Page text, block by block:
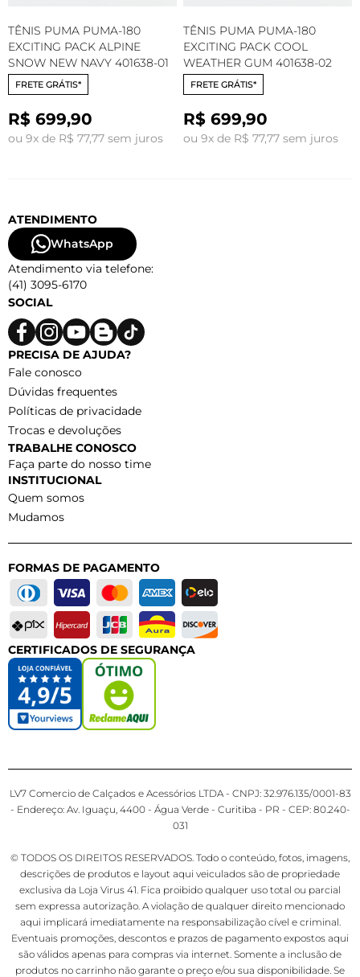
TÊNIS PUMA PUMA-180
EXCITING PACK ALPINE
SNOW NEW NAVY 401638-01
FRETE GRÁTIS*
R$ 699,90
ou 9x de R$ 77,77 sem juros
TÊNIS PUMA PUMA-180
EXCITING PACK COOL
WEATHER GUM 401638-02
FRETE GRÁTIS*
R$ 699,90
ou 9x de R$ 77,77 sem juros
ATENDIMENTO
WhatsApp
Atendimento via telefone:
(41) 3095-6170
SOCIAL
PRECISA DE AJUDA?
Fale conosco
Dúvidas frequentes
Políticas de privacidade
Trocas e devoluções
TRABALHE CONOSCO
Faça parte do nosso time
INSTITUCIONAL
Quem somos
Mudamos
FORMAS DE PAGAMENTO
CERTIFICADOS DE SEGURANÇA
LV7 Comercio de Calçados e Acessórios LTDA - CNPJ: 32.976.135/0001-83
- Endereço: Av. Iguaçu, 4400 - Água Verde - Curitiba - PR - CEP: 80.240-
031
© TODOS OS DIREITOS RESERVADOS. Todo o conteúdo, fotos, imagens,
descrições de produtos e layout aqui veiculados são de propriedade
exclusiva da Loja Virus 41. Fica proibido qualquer uso total ou parcial
sem expressa autorização. A violação de qualquer direito mencionado
aqui implicará imediatamente na responsabilização cível e criminal.
Eventuais promoções, descontos e prazos de pagamento expostos aqui
são válidos apenas para compras via internet. Somente a inclusão de
produtos no carrinho não garante o preço e/ou sua disponibilidade. Se